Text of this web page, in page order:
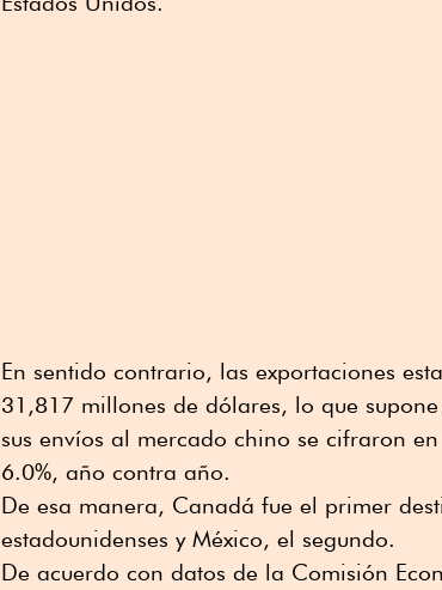
En sentido contrario, las exportaciones
31,817 millones de dólares, lo que
sus envíos al mercado chino se cifraron
6.0%, año contra año.
De esa manera, Canadá fue el primer
estadounidenses y México, el segundo.
De acuerdo con datos de la Comisión